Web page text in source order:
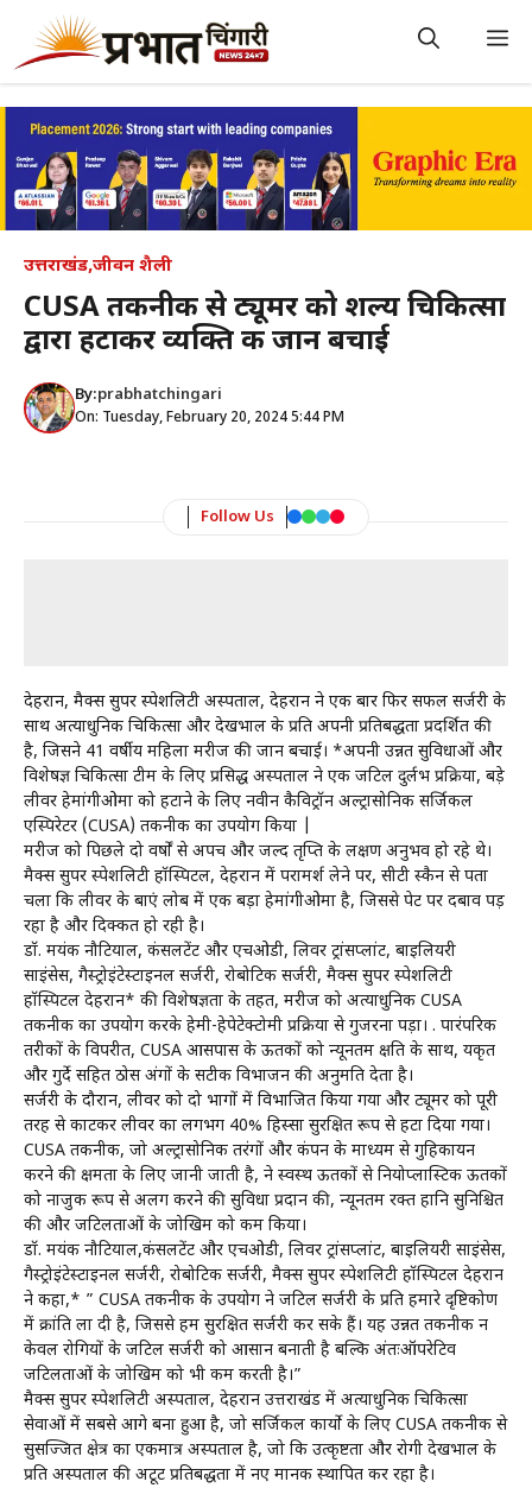
content
उत्तराखंड,जीवन शैली
CUSA तकनीक से ट्यूमर को शल्य चिकित्सा
द्वारा हटाकर व्यक्ति की जान बचाई
By:prabhatchingari
On: Tuesday, February 20, 2024 5:44 PM
Follow Us
देहरादून, मैक्स सुपर स्पेशलिटी अस्पताल, देहरादून ने एक बार फिर सफल सर्जरी के
साथ अत्याधुनिक चिकित्सा और देखभाल के प्रति अपनी प्रतिबद्धता प्रदर्शित की
है, जिसने 41 वर्षीय महिला मरीज की जान बचाई। *अपनी उन्नत सुविधाओं और
विशेषज्ञ चिकित्सा टीम के लिए प्रसिद्ध अस्पताल ने एक जटिल दुर्लभ प्रक्रिया, बड़े
लीवर हेमांगीओमा को हटाने के लिए नवीन कैविट्रॉन अल्ट्रासोनिक सर्जिकल
एस्पिरेटर (CUSA) तकनीक का उपयोग किया |
मरीज को पिछले दो वर्षों से अपच और जल्द तृप्ति के लक्षण अनुभव हो रहे थे।
मैक्स सुपर स्पेशलिटी हॉस्पिटल, देहरादून में परामर्श लेने पर, सीटी स्कैन से पता
चला कि लीवर के बाएं लोब में एक बड़ा हेमांगीओमा है, जिससे पेट पर दबाव पड़
रहा है और दिक्कत हो रही है।
डॉ. मयंक नौटियाल, कंसलटेंट और एचओडी, लिवर ट्रांसप्लांट, बाइलियरी
साइंसेस, गैस्ट्रोइंटेस्टाइनल सर्जरी, रोबोटिक सर्जरी, मैक्स सुपर स्पेशलिटी
हॉस्पिटल देहरादून* की विशेषज्ञता के तहत, मरीज को अत्याधुनिक CUSA
तकनीक का उपयोग करके हेमी-हेपेटेक्टोमी प्रक्रिया से गुजरना पड़ा। . पारंपरिक
तरीकों के विपरीत, CUSA आसपास के ऊतकों को न्यूनतम क्षति के साथ, यकृत
और गुर्दे सहित ठोस अंगों के सटीक विभाजन की अनुमति देता है।
सर्जरी के दौरान, लीवर को दो भागों में विभाजित किया गया और ट्यूमर को पूरी
तरह से काटकर लीवर का लगभग 40% हिस्सा सुरक्षित रूप से हटा दिया गया।
CUSA तकनीक, जो अल्ट्रासोनिक तरंगों और कंपन के माध्यम से गुहिकायन
करने की क्षमता के लिए जानी जाती है, ने स्वस्थ ऊतकों से नियोप्लास्टिक ऊतकों
को नाजुक रूप से अलग करने की सुविधा प्रदान की, न्यूनतम रक्त हानि सुनिश्चित
की और जटिलताओं के जोखिम को कम किया।
डॉ. मयंक नौटियाल,कंसलटेंट और एचओडी, लिवर ट्रांसप्लांट, बाइलियरी साइंसेस,
गैस्ट्रोइंटेस्टाइनल सर्जरी, रोबोटिक सर्जरी, मैक्स सुपर स्पेशलिटी हॉस्पिटल देहरादून
ने कहा,* ” CUSA तकनीक के उपयोग ने जटिल सर्जरी के प्रति हमारे दृष्टिकोण
में क्रांति ला दी है, जिससे हम सुरक्षित सर्जरी कर सके हैं। यह उन्नत तकनीक न
केवल रोगियों के जटिल सर्जरी को आसान बनाती है बल्कि अंतःऑपरेटिव
जटिलताओं के जोखिम को भी कम करती है।”
मैक्स सुपर स्पेशलिटी अस्पताल, देहरादून उत्तराखंड में अत्याधुनिक चिकित्सा
सेवाओं में सबसे आगे बना हुआ है, जो सर्जिकल कार्यो के लिए CUSA तकनीक से
सुसज्जित क्षेत्र का एकमात्र अस्पताल है, जो कि उत्कृष्टता और रोगी देखभाल के
प्रति अस्पताल की अटूट प्रतिबद्धता में नए मानक स्थापित कर रहा है।